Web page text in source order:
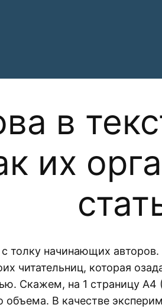
в
их
толку начинающих
читательниц, которая
Скажем, на 1 страницу
В качестве